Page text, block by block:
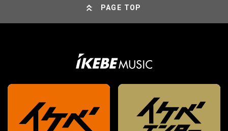
PAGE TOP